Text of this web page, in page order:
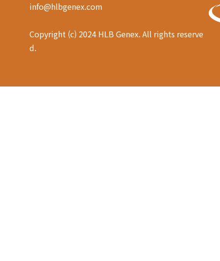
info@hlbgenex.com
Copyright (c) 2024 HLB Genex. All rights reserve
d.